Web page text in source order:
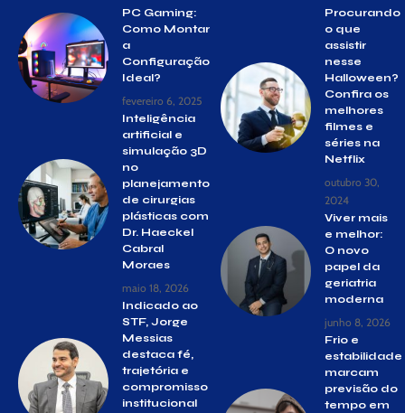
PC Gaming:
Como Montar
a
Configuração
Ideal?
fevereiro 6, 2025
Inteligência
artificial e
simulação 3D
no
planejamento
de cirurgias
plásticas com
Dr. Haeckel
Cabral
Moraes
maio 18, 2026
Indicado ao
STF, Jorge
Messias
destaca fé,
trajetória e
compromisso
institucional
Procurando
o que
assistir
nesse
Halloween?
Confira os
melhores
filmes e
séries na
Netflix
outubro 30,
2024
Viver mais
e melhor:
O novo
papel da
geriatria
moderna
junho 8, 2026
Frio e
estabilidade
marcam
previsão do
tempo em